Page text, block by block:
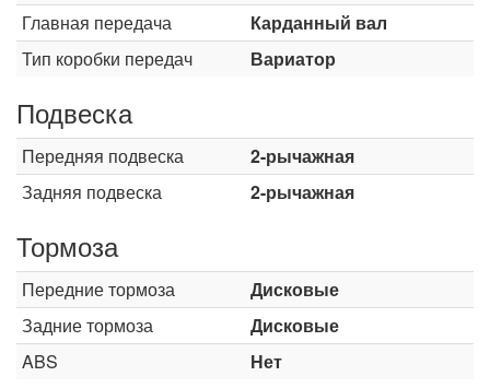
Главная передача
Карданный вал
Тип коробки передач
Вариатор
Подвеска
Передняя подвеска
2-рычажная
Задняя подвеска
2-рычажная
Тормоза
Передние тормоза
Дисковые
Задние тормоза
Дисковые
ABS
Нет